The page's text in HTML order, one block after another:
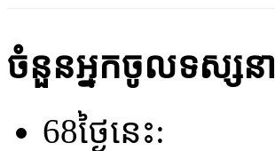
ចំនួនអ្នកចូលទស្សនា
68ថ្ងៃនេះ: